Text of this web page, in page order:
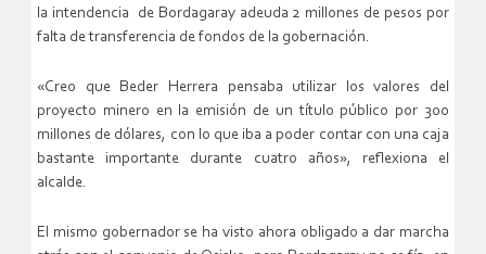
la intendencia de Bordagaray adeuda 2 millones de pesos por
falta de transferencia de fondos de la gobernación.
«Creo que Beder Herrera pensaba utilizar los valores del
proyecto minero en la emisión de un título público por 300
millones de dólares, con lo que iba a poder contar con una caja
bastante importante durante cuatro años», reflexiona el
alcalde.
El mismo gobernador se ha visto ahora obligado a dar marcha